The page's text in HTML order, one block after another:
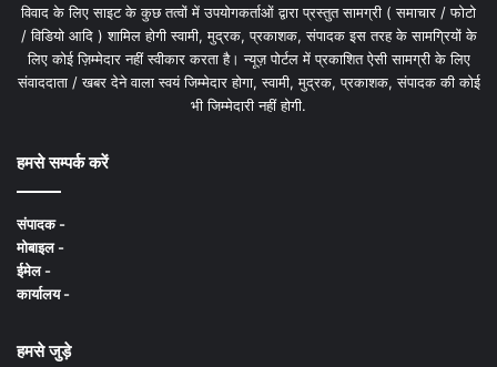
विवाद के लिए साइट के कुछ तत्वों में उपयोगकर्ताओं द्वारा प्रस्तुत सामग्री ( समाचार / फोटो
/ विडियो आदि ) शामिल होगी स्वामी, मुद्रक, प्रकाशक, संपादक इस तरह के सामग्रियों के
लिए कोई ज़िम्मेदार नहीं स्वीकार करता है। न्यूज़ पोर्टल में प्रकाशित ऐसी सामग्री के लिए
संवाददाता / खबर देने वाला स्वयं जिम्मेदार होगा, स्वामी, मुद्रक, प्रकाशक, संपादक की कोई
भी जिम्मेदारी नहीं होगी.
हमसे सम्पर्क करें
संपादक -
मोबाइल -
ईमेल -
कार्यालय -
हमसे जुड़े